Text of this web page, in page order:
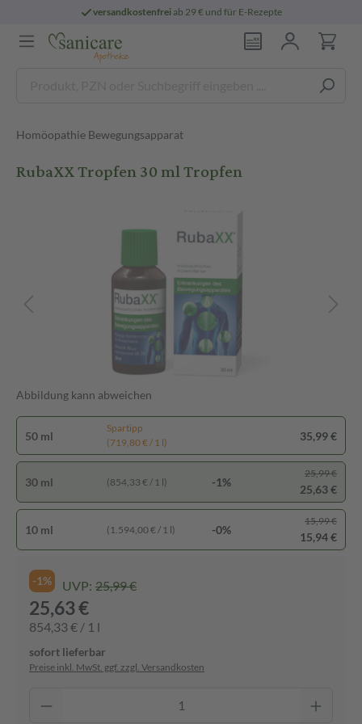
versandkostenfreiab 29 € und für E-Rezepte
Homöopathie Bewegungsapparat
RubaXX Tropfen 30 ml Tropfen
Abbildung kann abweichen
50 ml
Spartipp
(719,80 € / 1 l)
35,99 €
30 ml (854,33 € / 1 l) -1%
25,99 €
25,63 €
10 ml (1.594,00 € / 1 l) -0%
15,99 €
15,94 €
-1% UVP: 25,99 €
25,63 €
854,33 € / 1 l
sofort lieferbar
Preise inkl. MwSt. ggf. zzgl. Versandkosten